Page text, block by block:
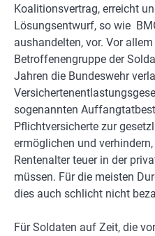
Koalitionsvertrag, erreicht
Lösungsentwurf, so wie
aushandelten, vor. Vor
Betroffenengruppe der
Jahren die Bundeswehr
sogenannten
Pflichtversicherte zur
ermöglichen und
Rentenalter teuer in der
müssen. Für die meisten
dies auch schlicht nicht
Für Soldaten auf Zeit, die